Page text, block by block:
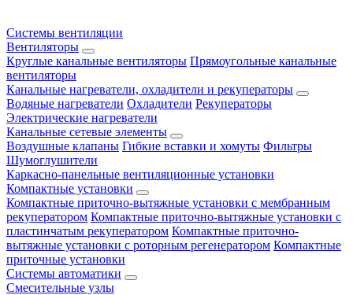
Системы вентиляции
Вентиляторы
Круглые канальные вентиляторы Прямоугольные канальные
вентиляторы
Канальные нагреватели, охладители и рекуператоры
Водяные нагреватели Охладители Рекуператоры
Электрические нагреватели
Канальные сетевые элементы
Воздушные клапаны Гибкие вставки и хомуты Фильтры
Шумоглушители
Каркасно-панельные вентиляционные установки
Компактные установки
Компактные приточно-вытяжные установки с мембранным
рекуператором Компактные приточно-вытяжные установки с
пластинчатым рекуператором Компактные приточно-
вытяжные установки с роторным регенератором Компактные
приточные установки
Системы автоматики
Смесительные узлы